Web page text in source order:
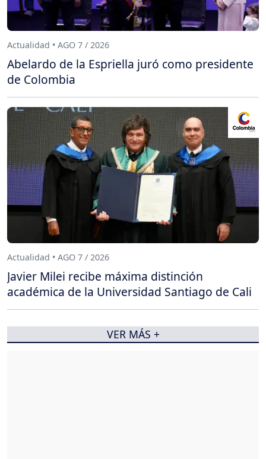
Actualidad • AGO 7 / 2026
Abelardo de la Espriella juró como presidente
de Colombia
Actualidad • AGO 7 / 2026
Javier Milei recibe máxima distinción
académica de la Universidad Santiago de Cali
VER MÁS +